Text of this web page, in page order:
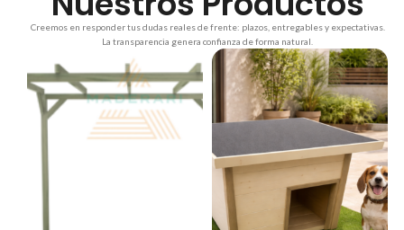
Creemos en responder tus dudas reales de frente: plazos, entregables y expectativas.
La transparencia genera confianza de forma natural.